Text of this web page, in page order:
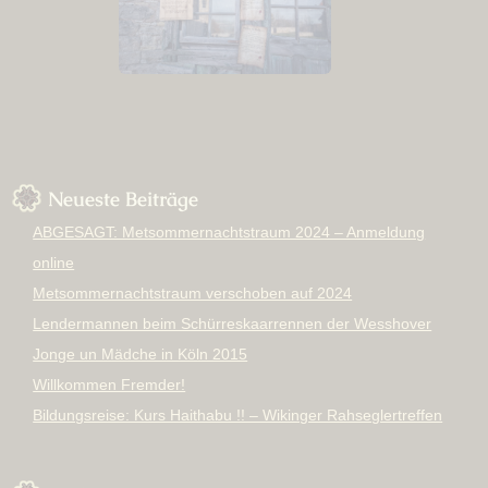
Neueste Beiträge
ABGESAGT: Metsommernachtstraum 2024 – Anmeldung
online
Metsommernachtstraum verschoben auf 2024
Lendermannen beim Schürreskaarrennen der Wesshover
Jonge un Mädche in Köln 2015
Willkommen Fremder!
Bildungsreise: Kurs Haithabu !! – Wikinger Rahseglertreffen